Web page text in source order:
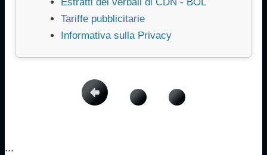
Tariffe pubblicitarie
Informativa sulla Privacy
...